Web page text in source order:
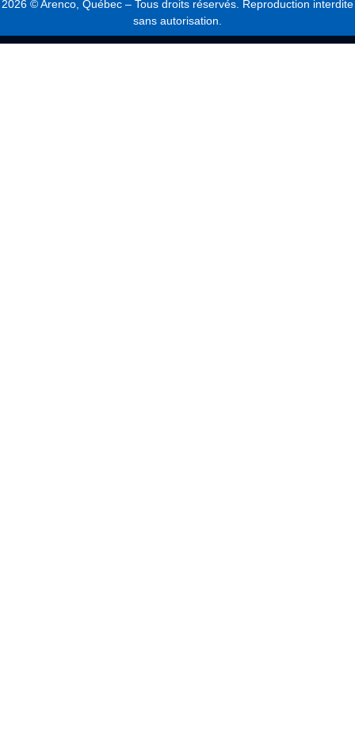
2026 © Arenco, Québec – Tous droits réservés. Reproduction interdite
sans autorisation.